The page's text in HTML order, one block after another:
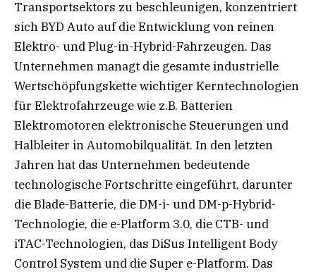
Transportsektors zu beschleunigen, konzentriert
sich BYD Auto auf die Entwicklung von reinen
Elektro- und Plug-in-Hybrid-Fahrzeugen. Das
Unternehmen managt die gesamte industrielle
Wertschöpfungskette wichtiger Kerntechnologien
für Elektrofahrzeuge wie z.B. Batterien
Elektromotoren elektronische Steuerungen und
Halbleiter in Automobilqualität. In den letzten
Jahren hat das Unternehmen bedeutende
technologische Fortschritte eingeführt, darunter
die Blade-Batterie, die DM-i- und DM-p-Hybrid-
Technologie, die e-Platform 3.0, die CTB- und
iTAC-Technologien, das DiSus Intelligent Body
Control System und die Super e-Platform. Das